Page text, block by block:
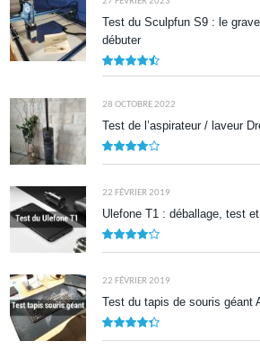
Test du Sculpfun S9 : le
débuter
28 OCTOBRE 2022
Test de l’aspirateur / laveur
22 FÉVRIER 2019
Ulefone T1 : déballage, test
22 FÉVRIER 2019
Test du tapis de souris géant